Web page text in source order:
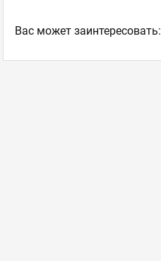
Ваc может заинтересовать: